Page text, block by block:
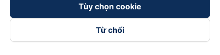
Tùy chọn cookie
Từ chối